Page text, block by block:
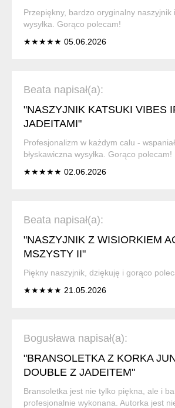
Przepiękny, bardzo oryginalny naszyjnik
wysyłka. Gorąco polecam!
★★★★★ 05.06.2026
Beata napisał(a):
"NASZYJNIK KATSUKI VIBES
JADEITAMI"
Profesjonalizm w każdym calu -
błyskawiczna wysyłka. Gorąco polecam!
★★★★★ 02.06.2026
Beata napisał(a):
"NASZYJNIK Z WISIORKIEM
MSZYSTY II"
Piękny naszyjnik, dziękuję i gorąco
★★★★★ 21.05.2026
Bogusława napisał(a):
"BRANSOLETKA Z KORKA
DOUBLE Z JADEITEM"
Bransoletka jest nie tylko piękna, ale i
profesjonalnie wykonana. Autorka jest